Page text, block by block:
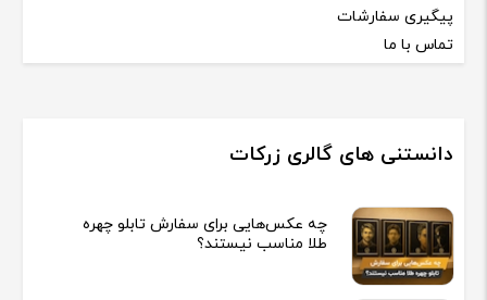
پیگیری سفارشات
تماس با ما
دانستنی های گالری زرکات
چه عکس‌هایی برای سفارش تابلو چهره
طلا مناسب نیستند؟